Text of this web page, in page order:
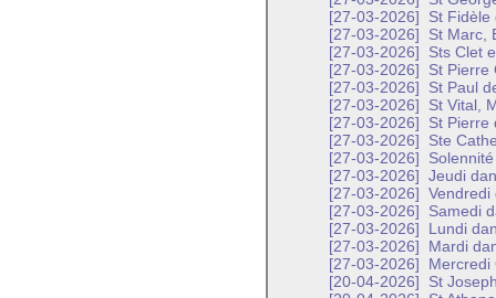
[27-03-2026]
St Fidèle
[27-03-2026]
St Marc,
[27-03-2026]
Sts Clet
[27-03-2026]
St Pierre
[27-03-2026]
St Paul
[27-03-2026]
St Vital,
[27-03-2026]
St Pierre
[27-03-2026]
Ste
[27-03-2026]
[27-03-2026]
Jeudi
[27-03-2026]
Vendredi
[27-03-2026]
Samedi
[27-03-2026]
Lundi
[27-03-2026]
Mardi
[27-03-2026]
Mercredi
[20-04-2026]
St